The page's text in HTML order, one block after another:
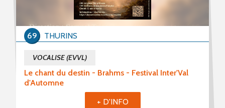
Formations (0)
Période du
Le chant du destin - Brahms - Festival Inter'Val
d'Automne
VOCALISE (EVVL)
THURINS
69
+ D'INFO